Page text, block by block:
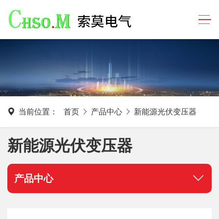
当前位置： 首页 产品中心 新能源光伏变压器
新能源光伏变压器
产品中心